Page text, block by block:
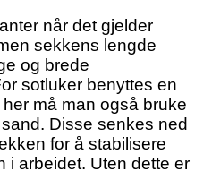
når det gjelder
sekkens lengde
og brede
sotluker benyttes en
må man også bruke
Disse senkes ned
for å stabilisere
i arbeidet. Uten dette er